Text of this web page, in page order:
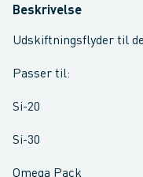
Beskrivelse
Udskiftningsflyder til
Passer til:
Si-20
Si-30
Omega Pack